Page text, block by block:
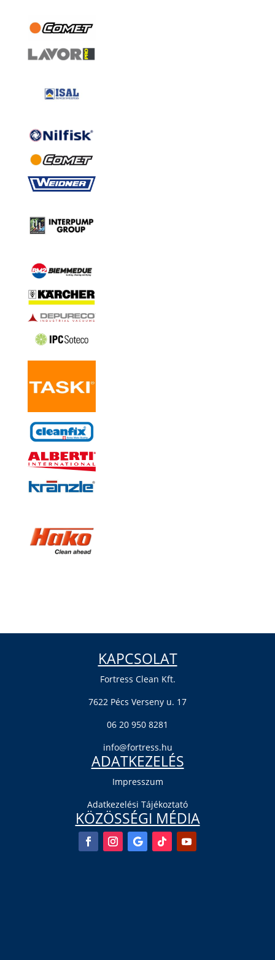
KAPCSOLAT
Fortress Clean Kft.
7622 Pécs Verseny u. 17
06 20 950 8281
info@fortress.hu
ADATKEZELÉS
Impresszum
Adatkezelési Tájékoztató
KÖZÖSSÉGI MÉDIA